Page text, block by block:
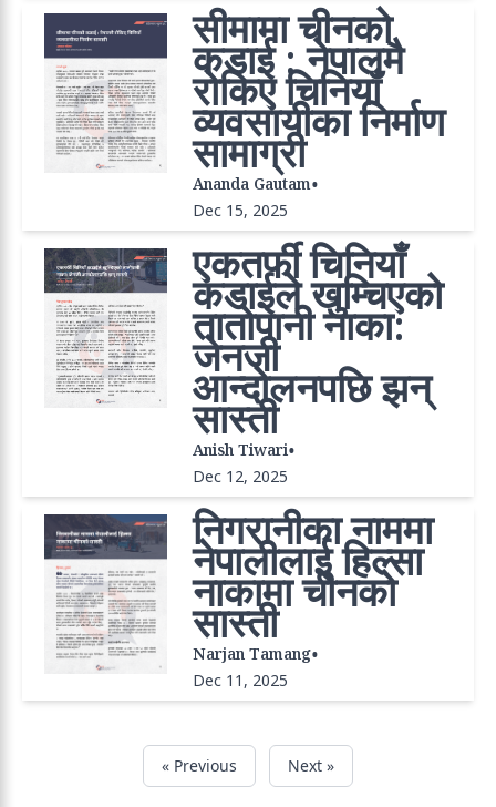
सीमामा चीनको
कडाई : नेपालमै
रोकिए चिनियाँ
व्यवसायीका निर्माण
सामाग्री
Ananda Gautam•
Dec 15, 2025
एकतर्फी चिनियाँ
कडाईले खुम्चिएको
तातोपानी नाका:
जेनजी
आन्दोलनपछि झन्
सास्ती
Anish Tiwari•
Dec 12, 2025
निगरानीका नाममा
नेपालीलाई हिल्सा
नाकामा चीनको
सास्ती
Narjan Tamang•
Dec 11, 2025
« Previous Next »